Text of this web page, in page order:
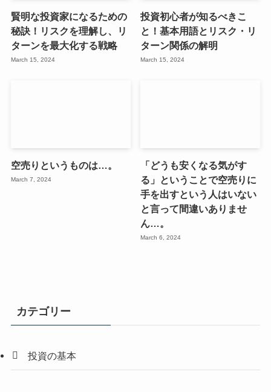
賢明な投資家になるための
秘訣！リスクを理解し、リ
ターンを最大化する戦略
March 15, 2024
投資初心者が知るべきこ
と！基本用語とリスク・リ
ターン関係の解明
March 15, 2024
空売りというものは…。
March 7, 2024
「どうも安くなる気がす
る」ということで空売りに
手を出すという人はいない
と言って間違いありませ
ん…。
March 6, 2024
カテゴリー
投資の基本